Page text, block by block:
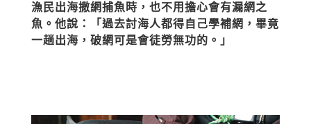
漁民出海撒網捕魚時，也不用擔心會有漏網之
魚。他說：「過去討海人都得自己學補網，畢竟
一趟出海，破網可是會徒勞無功的。」